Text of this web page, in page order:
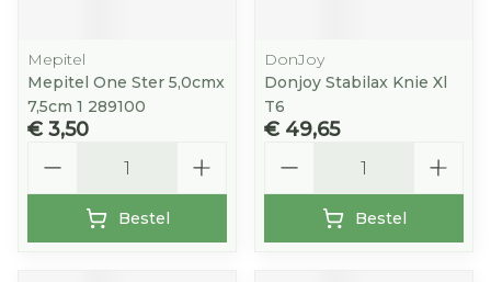
Mepitel
Mepitel One Ster 5,0cmx
7,5cm 1 289100
€ 3,50
Bestel
DonJoy
Donjoy Stabilax Knie Xl
T6
€ 49,65
Bestel